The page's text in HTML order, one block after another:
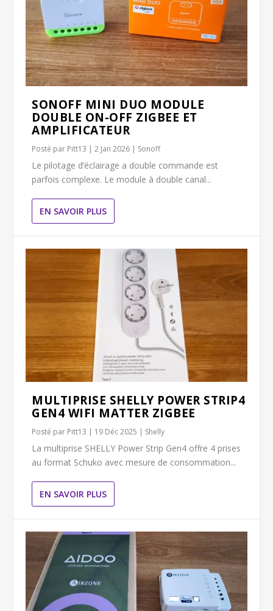
SONOFF MINI DUO MODULE
DOUBLE ON-OFF ZIGBEE ET
AMPLIFICATEUR
Posté par Pitt13 |2 Jan 2026 | Sonoff
Le pilotage d’éclairage a double commande est
parfois complexe. Le module à double canal...
EN SAVOIR PLUS
MULTIPRISE SHELLY POWER STRIP4
GEN4 WIFI MATTER ZIGBEE
Posté par Pitt13 | 19 Déc 2025 | Shelly
La multiprise SHELLY Power Strip Gen4 offre 4 prises
au format Schuko avec mesure de consommation...
EN SAVOIR PLUS